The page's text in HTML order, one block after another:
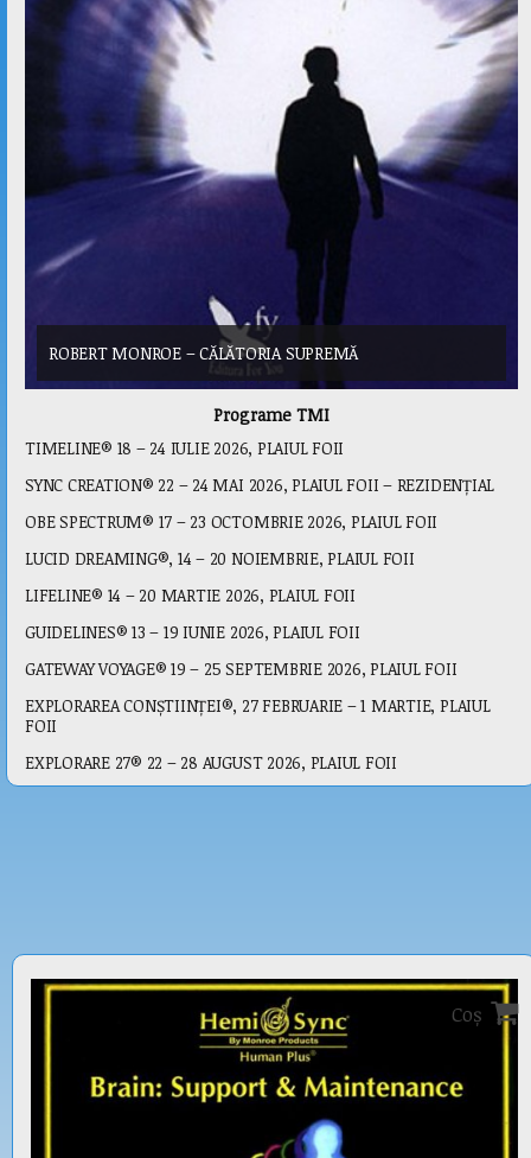
ROBERT MONROE – CĂLĂTORIA SUPREMĂ
Programe TMI
TIMELINE® 18 – 24 IULIE 2026, PLAIUL FOII
SYNC CREATION® 22 – 24 MAI 2026, PLAIUL FOII – REZIDENȚIAL
OBE SPECTRUM® 17 – 23 OCTOMBRIE 2026, PLAIUL FOII
LUCID DREAMING®, 14 – 20 NOIEMBRIE, PLAIUL FOII
LIFELINE® 14 – 20 MARTIE 2026, PLAIUL FOII
GUIDELINES® 13 – 19 IUNIE 2026, PLAIUL FOII
GATEWAY VOYAGE® 19 – 25 SEPTEMBRIE 2026, PLAIUL FOII
EXPLORAREA CONȘTIINȚEI®, 27 FEBRUARIE – 1 MARTIE, PLAIUL
FOII
EXPLORARE 27® 22 – 28 AUGUST 2026, PLAIUL FOII
Coș